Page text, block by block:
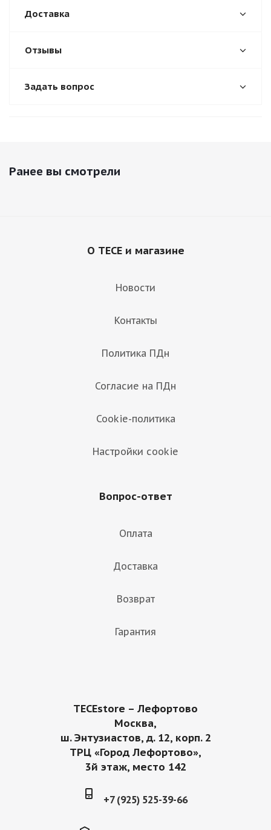
Доставка
Отзывы
Задать вопрос
Ранее вы смотрели
О TECE и магазине
Новости
Контакты
Политика ПДн
Согласие на ПДн
Cookie-политика
Настройки cookie
Вопрос-ответ
Оплата
Доставка
Возврат
Гарантия
TECEstore – Лефортово
Москва,
ш. Энтузиастов, д. 12, корп. 2
ТРЦ «Город Лефортово»,
3й этаж, место 142
+7 (925) 525-39-66